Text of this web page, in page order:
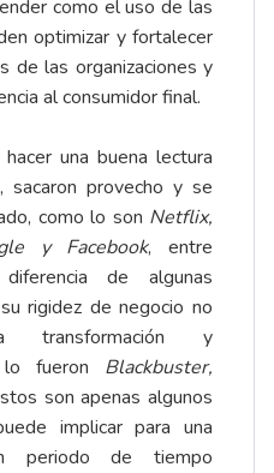
como el uso de las
optimizar y fortalecer
de las organizaciones y
al consumidor final.
una buena lectura
sacaron provecho y se
como lo son Netflix,
y Facebook, entre
de algunas
rigidez de negocio no
transformación y
lo fueron Blackbuster,
son apenas algunos
implicar para una
periodo de tiempo